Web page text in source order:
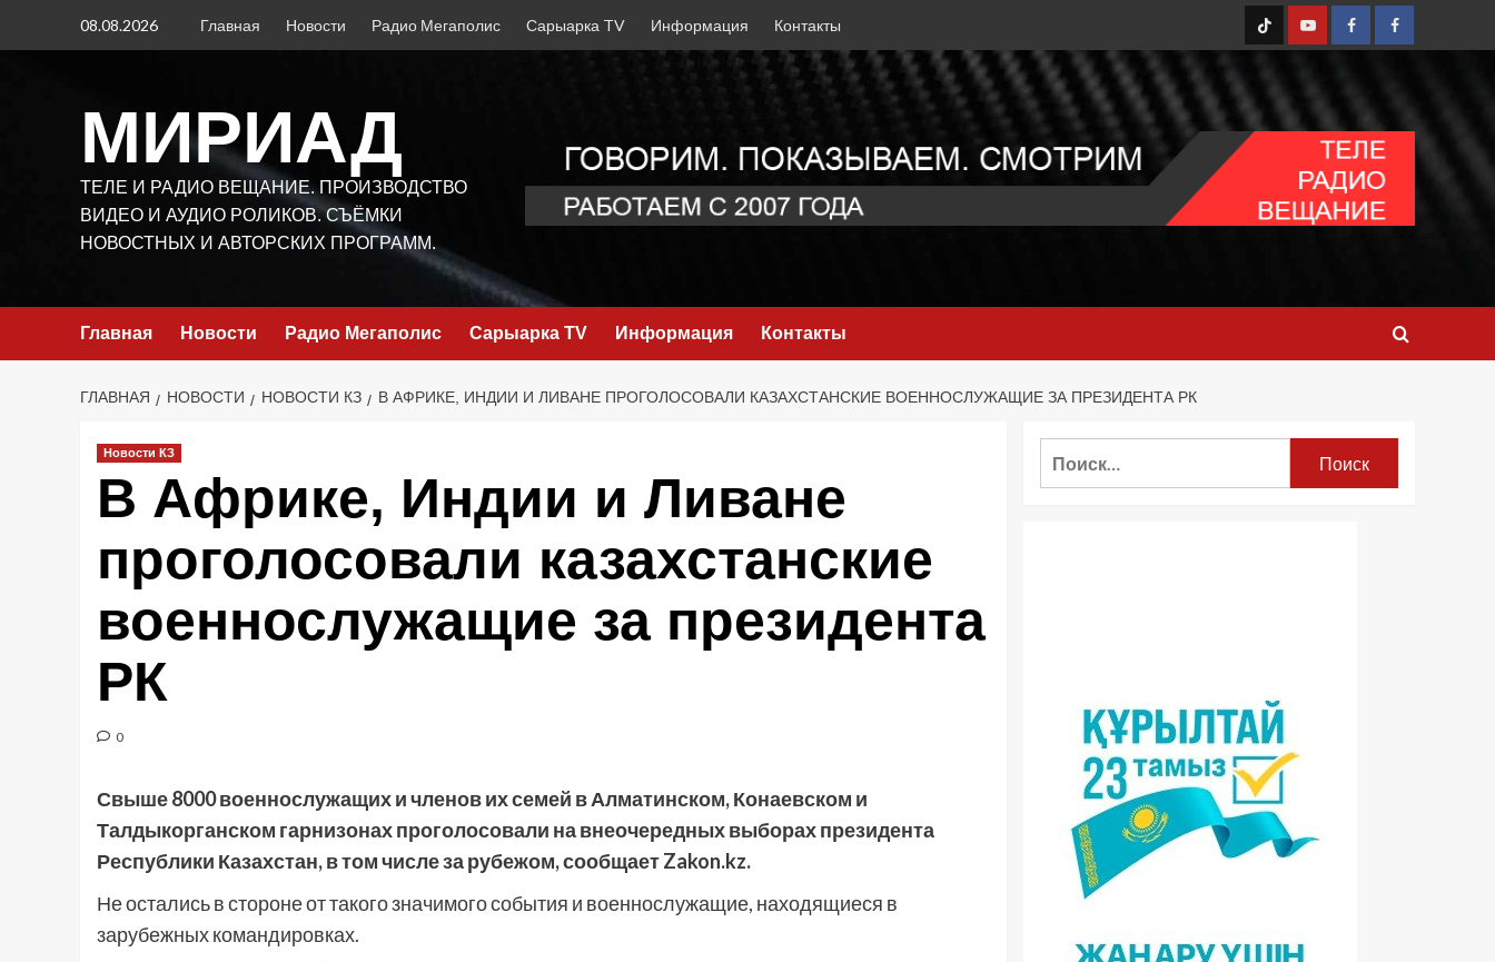
08.08.2026 Главная Новости Радио Мегаполис Сарыарка TV Информация Контакты
TT YoutubeFB1 FB2
МИРИАД
ТЕЛЕ И РАДИО ВЕЩАНИЕ. ПРОИЗВОДСТВО
ВИДЕО И АУДИО РОЛИКОВ. СЪЁМКИ
НОВОСТНЫХ И АВТОРСКИХ ПРОГРАММ.
Главная Новости Радио Мегаполис Сарыарка TV Информация Контакты
ГЛАВНАЯ НОВОСТИ НОВОСТИ КЗ В АФРИКЕ, ИНДИИ И ЛИВАНЕ ПРОГОЛОСОВАЛИ КАЗАХСТАНСКИЕ ВОЕННОСЛУЖАЩИЕ ЗА ПРЕЗИДЕНТА РК
Новости КЗ
В Африке, Индии и Ливане
проголосовали казахстанские
военнослужащие за президента
РК
0
Свыше 8000 военнослужащих и членов их семей в Алматинском, Конаевском и
Талдыкорганском гарнизонах проголосовали на внеочередных выборах президента
Республики Казахстан, в том числе за рубежом, сообщает Zakon.kz.
Не остались в стороне от такого значимого события и военнослужащие, находящиеся в
зарубежных командировках.